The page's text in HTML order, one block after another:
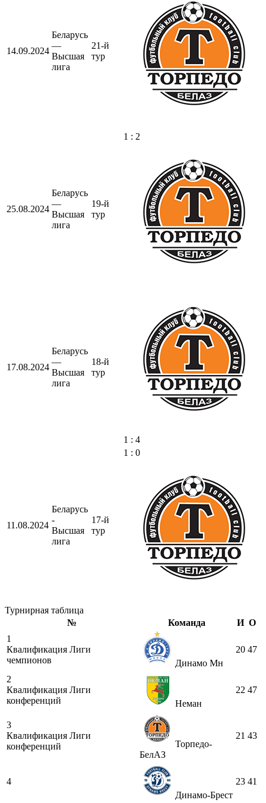
14.09.2024
Беларусь
—
Высшая
лига
21-й
тур
25.08.2024
Беларусь
—
Высшая
лига
19-й
тур
1 : 2
17.08.2024
Беларусь
—
Высшая
лига
18-й
тур
1 : 4
11.08.2024
Беларусь
-
Высшая
лига
17-й
тур
1 : 0
Турнирная таблица
№
Команда И О
1
Квалификация Лиги
чемпионов
Динамо Мн
20 47
2
Квалификация Лиги
конференций
Неман
22 47
3
Квалификация Лиги
конференций
Торпедо-
БелАЗ
21 43
4
Динамо-Брест
23 41